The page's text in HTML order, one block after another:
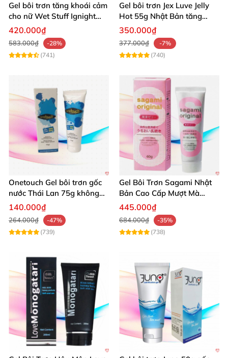
Gel bôi trơn tăng khoái cảm
cho nữ Wet Stuff Ignight
30g se khít âm đạo
420.000₫
583.000₫
-28%
(741)
Gel bôi trơn Jex Luve Jelly
Hot 55g Nhật Bản tăng
khoái cảm
350.000₫
377.000₫
-7%
(740)
Onetouch Gel bôi trơn gốc
nước Thái Lan 75g không
chứa chất diệt tinh trùng
140.000₫
264.000₫
-47%
(739)
Gel Bôi Trơn Sagami Nhật
Bản Cao Cấp Mượt Mà
Tăng Khoái Cảm
445.000₫
684.000₫
-35%
(738)